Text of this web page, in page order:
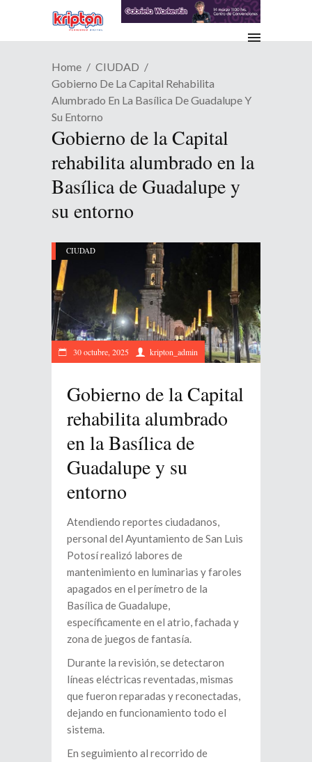
Home
CIUDAD
Gobierno De La Capital Rehabilita
Alumbrado En La Basílica De Guadalupe Y
Su Entorno
Gobierno de la Capital
rehabilita alumbrado en la
Basílica de Guadalupe y
su entorno
CIUDAD
30 octubre, 2025 kripton_admin
Gobierno de la Capital
rehabilita alumbrado
en la Basílica de
Guadalupe y su
entorno
Atendiendo reportes ciudadanos,
personal del Ayuntamiento de San Luis
Potosí realizó labores de
mantenimiento en luminarias y faroles
apagados en el perímetro de la
Basílica de Guadalupe,
específicamente en el atrio, fachada y
zona de juegos de fantasía.
Durante la revisión, se detectaron
líneas eléctricas reventadas, mismas
que fueron reparadas y reconectadas,
dejando en funcionamiento todo el
sistema.
En seguimiento al recorrido de